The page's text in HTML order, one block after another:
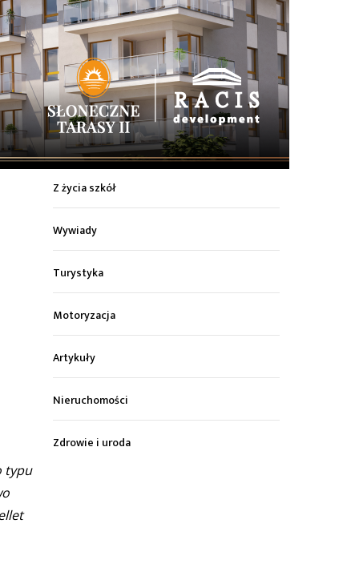
typu
Z życia miasta
Sport
Kultura
Wiadomości z regionu
Z życia szkół
Wywiady
Turystyka
Motoryzacja
Artykuły
Nieruchomości
Zdrowie i uroda